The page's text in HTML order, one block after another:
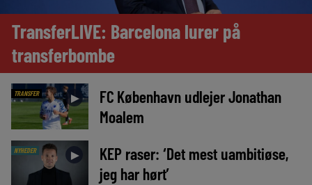
TransferLIVE: Barcelona lurer på
transferbombe
TRANSFER ►
FC København udlejer Jonathan
Moalem
NYHEDER ►
KEP raser: ‘Det mest uambitiøse,
jeg har hørt’